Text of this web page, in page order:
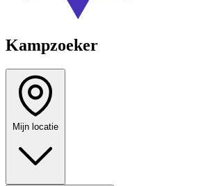
Kampzoeker
Mijn locatie